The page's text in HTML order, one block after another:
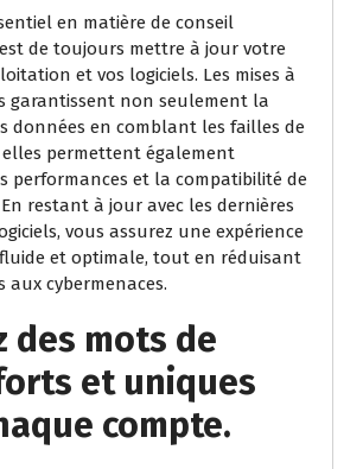
en matière de conseil
de toujours mettre à jour votre
et vos logiciels. Les mises à
garantissent non seulement la
données en comblant les failles de
elles permettent également
performances et la compatibilité de
En restant à jour avec les dernières
vous assurez une expérience
et optimale, tout en réduisant
aux cybermenaces.
des mots de
et uniques
compte.